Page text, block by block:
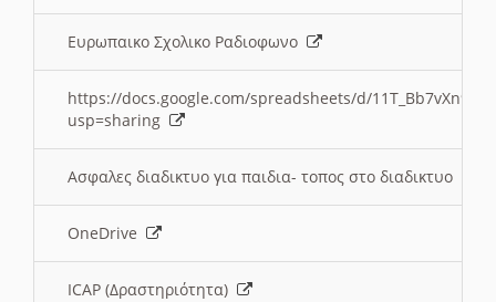
Ευρωπαικο Σχολικο Ραδιοφωνο
https://docs.google.com/spreadsheets/d/
usp=sharing
Ασφαλες διαδικτυο για παιδια- τοπος στο διαδικτυο
OneDrive
ICAP (Δραστηριότητα)